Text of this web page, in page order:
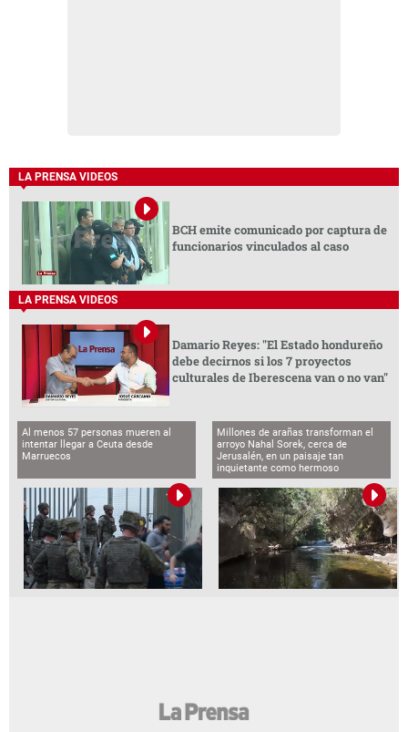
LA PRENSA VIDEOS
BCH emite comunicado por captura de
funcionarios vinculados al caso
LA PRENSA VIDEOS
Damario Reyes: "El Estado hondureño
debe decirnos si los 7 proyectos
culturales de Iberescena van o no van"
Al menos 57 personas mueren al
intentar llegar a Ceuta desde
Marruecos
Millones de arañas transforman el
arroyo Nahal Sorek, cerca de
Jerusalén, en un paisaje tan
inquietante como hermoso